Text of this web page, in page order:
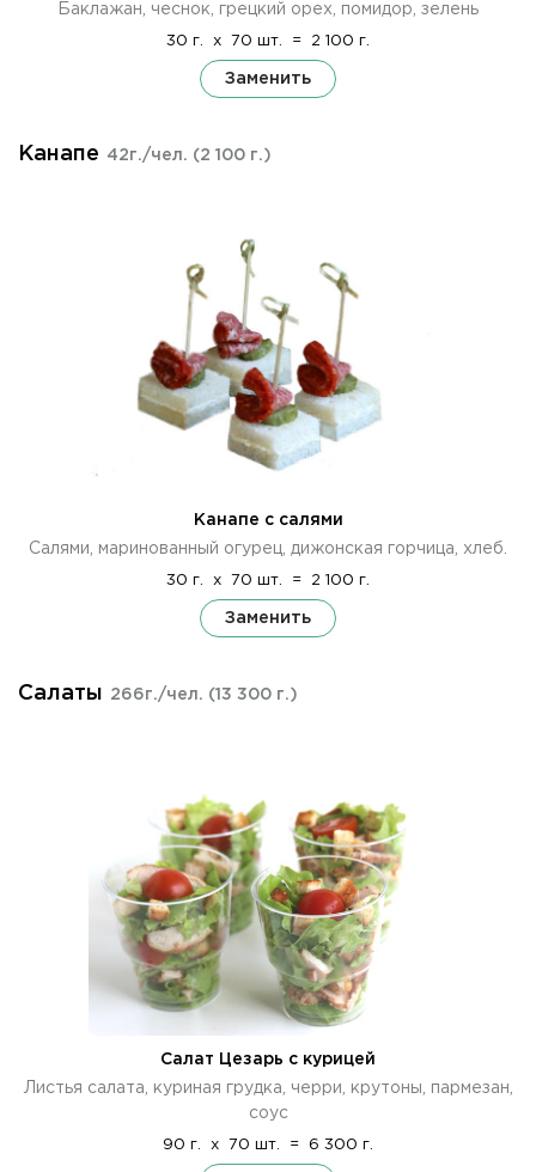
Баклажан, чеснок, грецкий орех, помидор, зелень
30 г. x 70 шт. = 2 100 г.
Заменить
Канапе 42г./чел. (2 100 г.)
Канапе с салями
Салями, маринованный огурец, дижонская горчица, хлеб.
30 г. x 70 шт. = 2 100 г.
Заменить
Салаты 266г./чел. (13 300 г.)
Салат Цезарь с курицей
Листья салата, куриная грудка, черри, крутоны, пармезан,
соус
90 г. x 70 шт. = 6 300 г.